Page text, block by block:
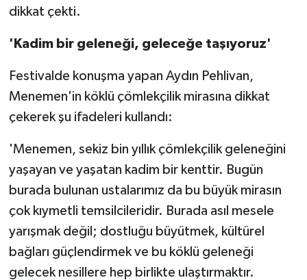
dikkat çekti.
'Kadim bir geleneği, geleceğe taşıyoruz'
Festivalde konuşma yapan Aydın Pehlivan,
Menemen'in köklü çömlekçilik mirasına dikkat
çekerek şu ifadeleri kullandı:
'Menemen, sekiz bin yıllık çömlekçilik geleneğini
yaşayan ve yaşatan kadim bir kenttir. Bugün
burada bulunan ustalarımız da bu büyük mirasın
çok kıymetli temsilcileridir. Burada asıl mesele
yarışmak değil; dostluğu büyütmek, kültürel
bağları güçlendirmek ve bu köklü geleneği
gelecek nesillere hep birlikte ulaştırmaktır.